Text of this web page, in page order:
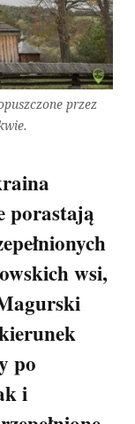
przez
porastają
wsi,
po
i